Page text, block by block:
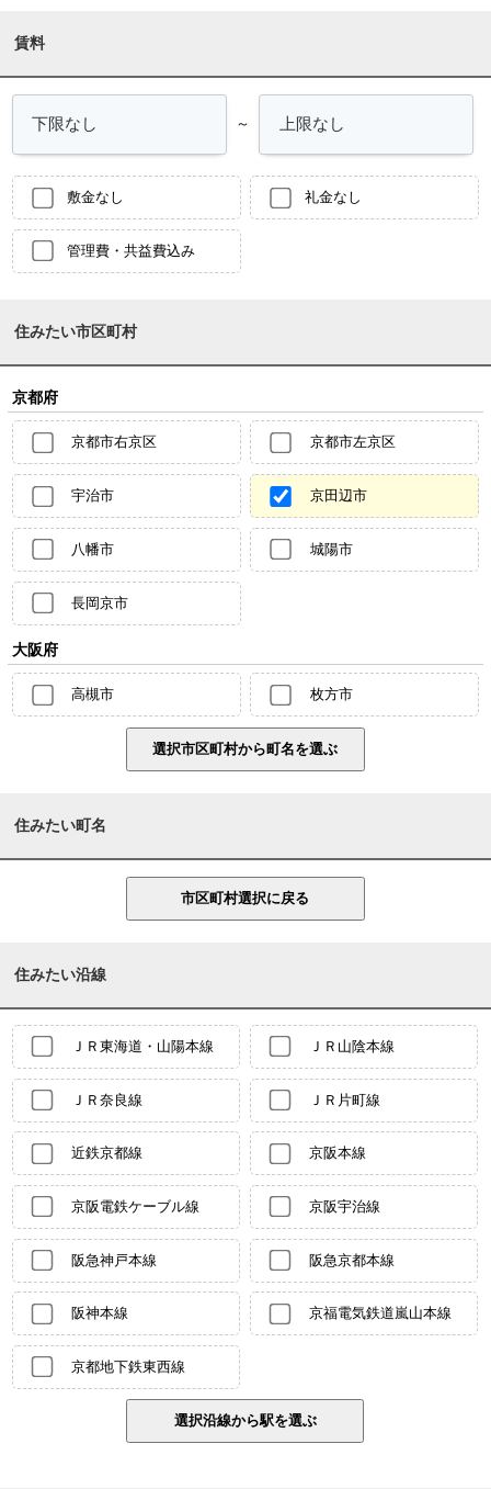
賃料
～
敷金なし 礼金なし
管理費・共益費込み
住みたい市区町村
京都府
京都市右京区 京都市左京区
宇治市 京田辺市
八幡市 城陽市
長岡京市
大阪府
高槻市 枚方市
住みたい町名
住みたい沿線
ＪＲ東海道・山陽本線 ＪＲ山陰本線
ＪＲ奈良線 ＪＲ片町線
近鉄京都線 京阪本線
京阪電鉄ケーブル線 京阪宇治線
阪急神戸本線 阪急京都本線
阪神本線 京福電気鉄道嵐山本線
京都地下鉄東西線